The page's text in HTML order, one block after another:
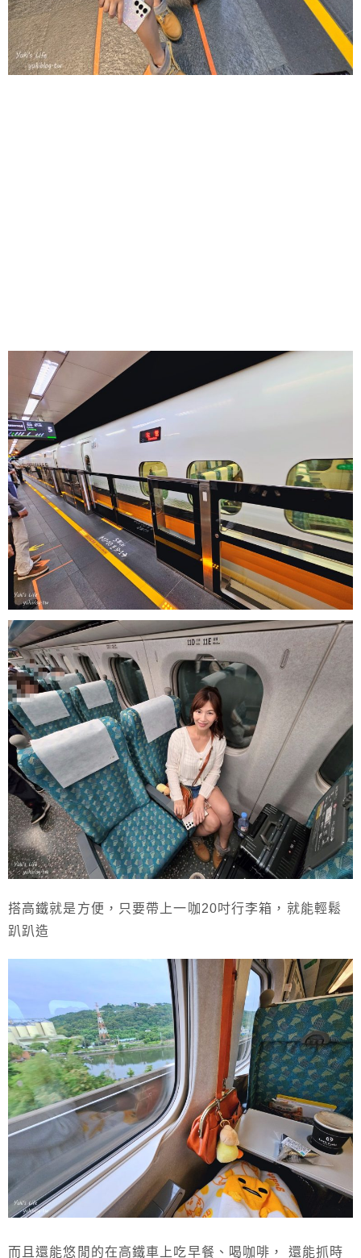
搭高鐵就是方便，只要帶上一咖20吋行李箱，就能輕鬆
趴趴造
而且還能悠閒的在高鐵車上吃早餐、喝咖啡， 還能抓時